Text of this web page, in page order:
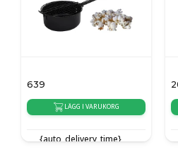
LÄGG I VARUKORG
{auto_delivery_time}